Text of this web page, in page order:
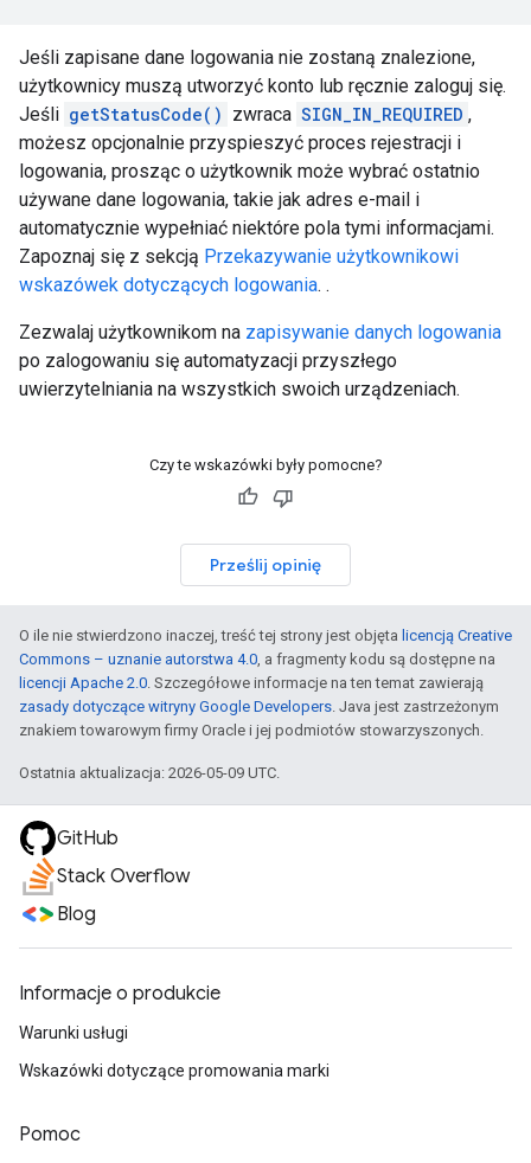
Jeśli zapisane dane logowania nie zostaną znalezione,
użytkownicy muszą utworzyć konto lub ręcznie zaloguj się.
Jeśli getStatusCode() zwraca SIGN_IN_REQUIRED ,
możesz opcjonalnie przyspieszyć proces rejestracji i
logowania, prosząc o użytkownik może wybrać ostatnio
używane dane logowania, takie jak adres e-mail i
automatycznie wypełniać niektóre pola tymi informacjami.
Zapoznaj się z sekcją Przekazywanie użytkownikowi
wskazówek dotyczących logowania. .
Zezwalaj użytkownikom na zapisywanie danych logowania
po zalogowaniu się automatyzacji przyszłego
uwierzytelniania na wszystkich swoich urządzeniach.
Czy te wskazówki były pomocne?
Prześlij opinię
O ile nie stwierdzono inaczej, treść tej strony jest objęta licencją Creative
Commons – uznanie autorstwa 4.0, a fragmenty kodu są dostępne na
licencji Apache 2.0. Szczegółowe informacje na ten temat zawierają
zasady dotyczące witryny Google Developers. Java jest zastrzeżonym
znakiem towarowym firmy Oracle i jej podmiotów stowarzyszonych.
Ostatnia aktualizacja: 2026-05-09 UTC.
GitHub
Stack Overflow
Blog
Informacje o produkcie
Warunki usługi
Wskazówki dotyczące promowania marki
Pomoc